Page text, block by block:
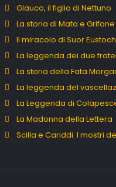
Glauco, il figlio di Nettuno
La storia di Mata e Grifone
Il miracolo di Suor
La leggenda dei due
La storia della Fata
La leggenda del
La Leggenda di
La Madonna della Lettera
Scilla e Cariddi. I mostri